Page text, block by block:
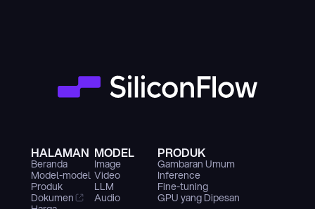
HALAMAN
Beranda
Model-model
Produk
Dokumen
MODEL
Image
Video
LLM
Audio
PRODUK
Gambaran Umum
Inference
Fine-tuning
GPU yang Dipesan